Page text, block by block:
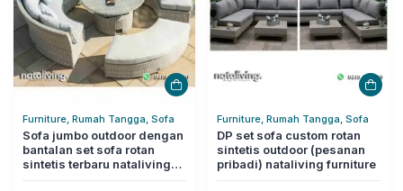
Furniture, Rumah Tangga, Sofa
Sofa jumbo outdoor dengan
bantalan set sofa rotan
sintetis terbaru nataliving
Furniture, Rumah Tangga, Sofa
DP set sofa custom rotan
sintetis outdoor (pesanan
pribadi) nataliving furniture